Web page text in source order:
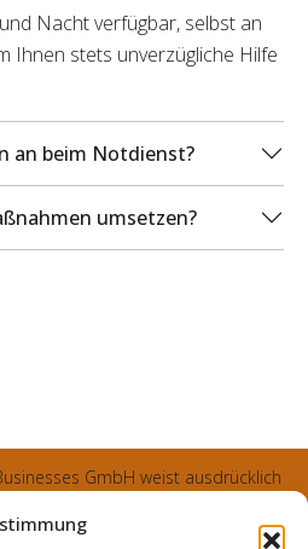
Nacht verfügbar, selbst an
Ihnen stets unverzügliche Hilfe
an beim Notdienst?
umsetzen?
GmbH weist ausdrücklich
an die SecuPart GmbH